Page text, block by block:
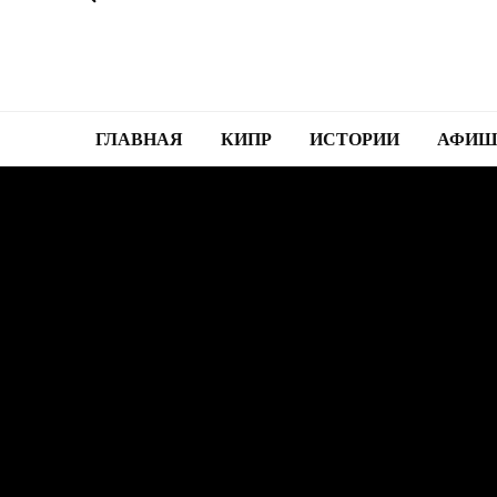
ГЛАВНАЯ КИПР ИСТОРИИ